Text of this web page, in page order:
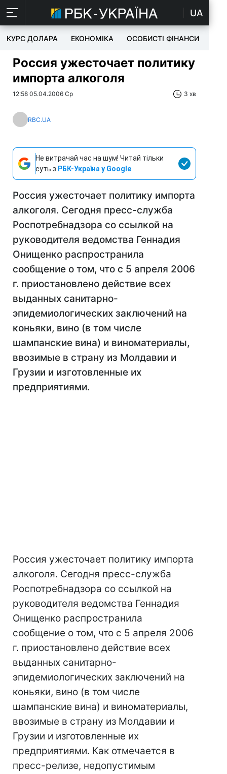
UA
КУРС ДОЛАРА ЕКОНОМІКА ОСОБИСТІ ФІНАНСИ
Россия ужесточает политику
импорта алкоголя
12:58 05.04.2006 Ср 3 хв
RBC.UA
Не витрачай час на шум! Читай тільки
суть з РБК-Україна у Google
Россия ужесточает политику импорта
алкоголя. Сегодня пресс-служба
Роспотребнадзора со ссылкой на
руководителя ведомства Геннадия
Онищенко распространила
сообщение о том, что с 5 апреля 2006
г. приостановлено действие всех
выданных санитарно-
эпидемиологических заключений на
коньяки, вино (в том числе
шампанские вина) и виноматериалы,
ввозимые в страну из Молдавии и
Грузии и изготовленные их
предприятиями.
Россия ужесточает политику импорта
алкоголя. Сегодня пресс-служба
Роспотребнадзора со ссылкой на
руководителя ведомства Геннадия
Онищенко распространила
сообщение о том, что с 5 апреля 2006
г. приостановлено действие всех
выданных санитарно-
эпидемиологических заключений на
коньяки, вино (в том числе
шампанские вина) и виноматериалы,
ввозимые в страну из Молдавии и
Грузии и изготовленные их
предприятиями. Как отмечается в
пресс-релизе, недопустимым